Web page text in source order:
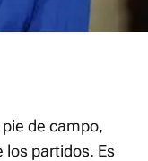
de campo,
los partidos. Es